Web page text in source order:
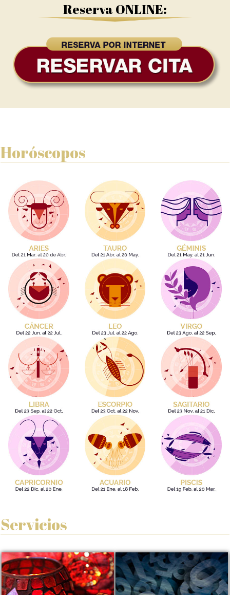
Reserva ONLINE:
Horóscopos
Servicios